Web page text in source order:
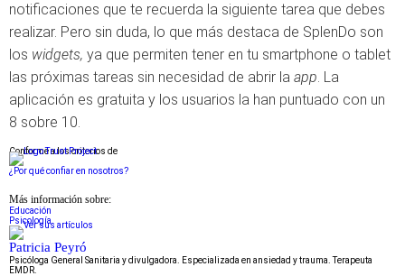
notificaciones que te recuerda la siguiente tarea que debes
realizar. Pero sin duda, lo que más destaca de SplenDo son
los widgets, ya que permiten tener en tu smartphone o tablet
las próximas tareas sin necesidad de abrir la app. La
aplicación es gratuita y los usuarios la han puntuado con un
8 sobre 10.
Conforme a los criterios de
¿Por qué confiar en nosotros?
Más información sobre:
Educación
Psicología
Patricia Peyró
Psicóloga General Sanitaria y divulgadora. Especializada en ansiedad y trauma. Terapeuta
EMDR.